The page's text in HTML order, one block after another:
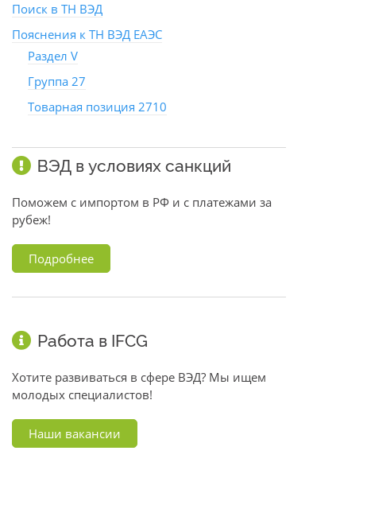
Поиск в ТН ВЭД
Пояснения к ТН ВЭД ЕАЭС
Раздел V
Группа 27
Товарная позиция 2710
ВЭД в условиях санкций
Поможем с импортом в РФ и с платежами за
рубеж!
Подробнее
Работа в IFCG
Хотите развиваться в сфере ВЭД? Мы ищем
молодых специалистов!
Наши вакансии